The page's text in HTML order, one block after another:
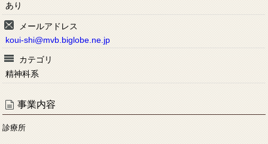
あり
メールアドレス
koui-shi@mvb.biglobe.ne.jp
カテゴリ
精神科系
事業内容
診療所